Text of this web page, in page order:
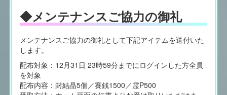
◆メンテナンスご協力の御礼
メンテナンスご協力の御礼として下記アイテムを送付いた
します。
配布対象：12月31日 23時59分までにログインした方全員
を対象
配布内容：封結晶5個／賽銭1500／霊P500